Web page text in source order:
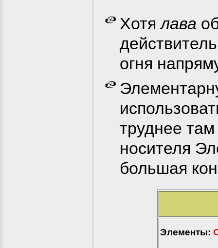
Хотялава
огня
труднее
носителя
большая
Элементы: